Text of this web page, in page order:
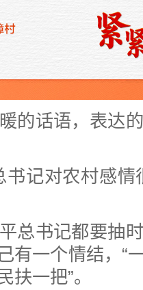
话语，表达的
记对农村感情
书记都要抽时
有一个情结，“
一把”。